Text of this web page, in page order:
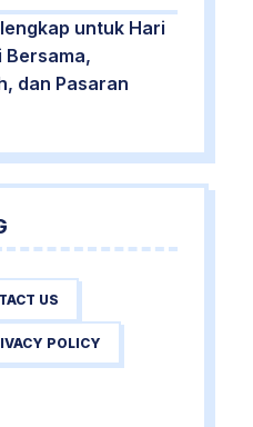
untuk Hari
Bersama,
dan Pasaran
US
POLICY